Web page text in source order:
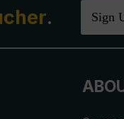
. Sign